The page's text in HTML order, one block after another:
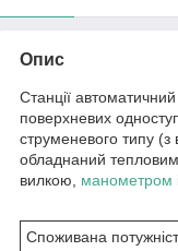
Опис
Станції
поверхневих
струменевого типу
обладнаний
вилкою, манометром
Споживана